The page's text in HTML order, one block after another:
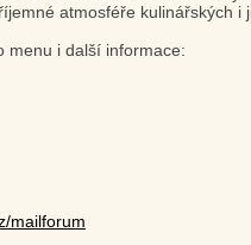
atmosféře kulinářských i
menu i další informace:
mailforum